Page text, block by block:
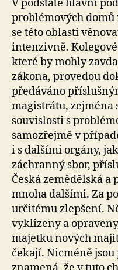
V podstatě hlavní
problémových domů
se této oblasti
intenzivně.
které by mohly
zákona, provedou
předáváno
magistrátu, zejména
souvislosti s
samozřejmě v
i s dalšími orgány,
záchranný sbor,
Česká zemědělská
mnoha dalšími. Za
určitému zlepšení.
vyklizeny a
majetku nových
čekají. Nicméně jsou